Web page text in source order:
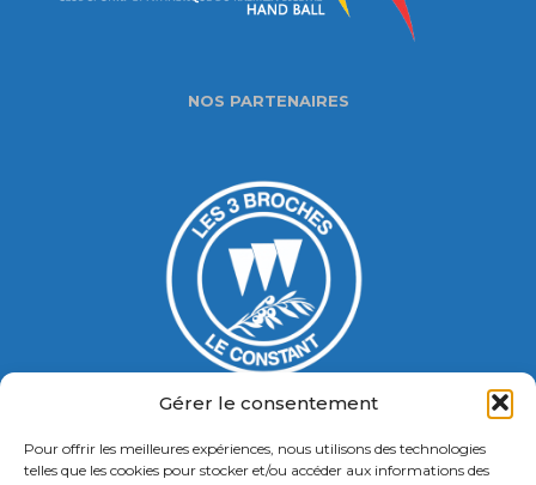
Gérer le consentement
Pour offrir les meilleures expériences, nous utilisons des technologies
telles que les cookies pour stocker et/ou accéder aux informations des
NOS PARTENAIRES
Gymnase Jacques Ducasse